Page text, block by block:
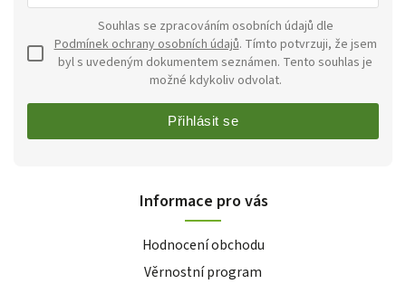
Podmínek ochrany osobních údajů. Tímto potvrzuji, že jsem
byl s uvedeným dokumentem seznámen. Tento souhlas je
možné kdykoliv odvolat.
Přihlásit se
Informace pro vás
Hodnocení obchodu
Věrnostní program